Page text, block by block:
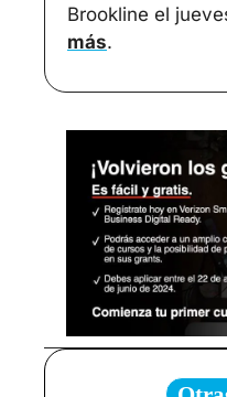
Brookline el
más.